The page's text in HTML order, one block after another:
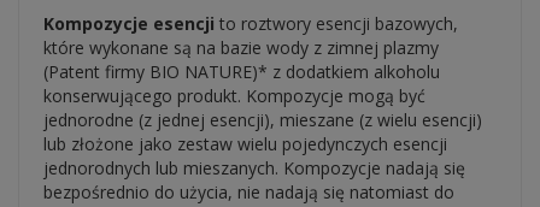
Kompozycje esencji to roztwory esencji bazowych,
które wykonane są na bazie wody z zimnej plazmy
(Patent firmy BIO NATURE)* z dodatkiem alkoholu
konserwującego produkt. Kompozycje mogą być
jednorodne (z jednej esencji), mieszane (z wielu esencji)
lub złożone jako zestaw wielu pojedynczych esencji
jednorodnych lub mieszanych. Kompozycje nadają się
bezpośrednio do użycia, nie nadają się natomiast do